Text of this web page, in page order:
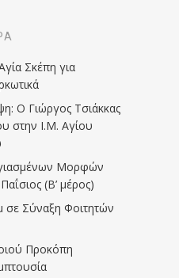
Σκέπη για
Ο Γιώργος Τσιάκκας
στην Ι.Μ. Αγίου
Μορφών
(Β’ μέρος)
σε Σύναξη Φοιτητών
Προκόπη